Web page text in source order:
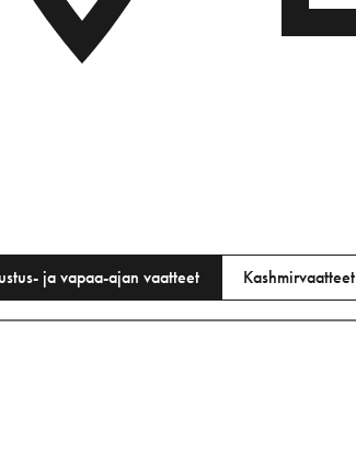
ajan vaatteet
ja vapaa-ajan vaatteet Kashmirvaatteet